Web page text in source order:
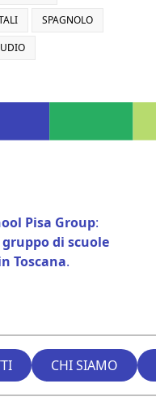
SPAGNOLO
Pisa Group:
di scuole
Toscana.
CHI SIAMO